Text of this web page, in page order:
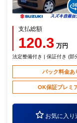
支払総額
120.3 万円
法定整備付き | 保証付き (部
パック料金あ
OK保証プレミ
お気に入り